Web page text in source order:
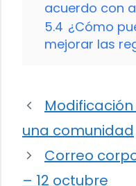
acuerdo con
5.4 ¿Cómo
mejorar las
una comunidad
Correo
– 12 octubre